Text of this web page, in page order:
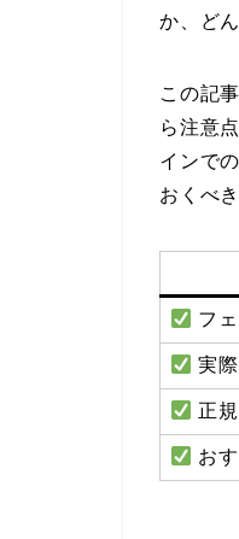
か、ど
この記
ら注意
インで
おくべ
フ
実
正
お